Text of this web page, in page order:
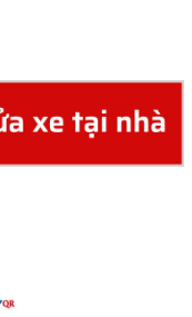
toàn cho bé